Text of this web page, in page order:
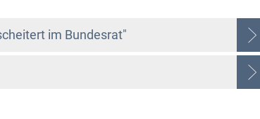
im Bundesrat"